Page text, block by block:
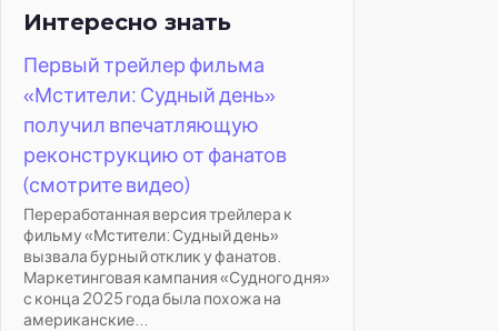
Интересно знать
Первый трейлер фильма
«Мстители: Судный день»
получил впечатляющую
реконструкцию от фанатов
(смотрите видео)
Переработанная версия трейлера к
фильму «Мстители: Судный день»
вызвала бурный отклик у фанатов.
Маркетинговая кампания «Судного дня»
с конца 2025 года была похожа на
американские...